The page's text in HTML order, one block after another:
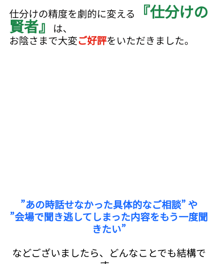
仕分けの精度を劇的に変える
『仕分けの
賢者』は、
お陰さまで大変ご好評をいただきました。
”あの時話せなかった具体的なご相談” や
”会場で聞き逃してしまった内容をもう一度聞
きたい”
などございましたら、どんなことでも結構で